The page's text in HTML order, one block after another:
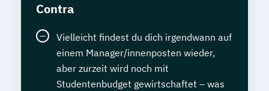
Contra
Vielleicht findest du dich irgendwann auf
einem Manager/innenposten wieder,
aber zurzeit wird noch mit
Studentenbudget gewirtschaftet – was